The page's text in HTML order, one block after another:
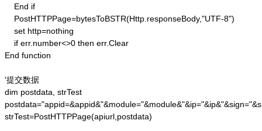
    End if
    PostHTTPPage=bytesToBSTR(Http.responseBody,"UTF-8")
    set http=nothing
    if err.number<>0 then err.Clear
End function
'提交数据
dim postdata, strTest
strTest=PostHTTPPage(apiurl,postdata)